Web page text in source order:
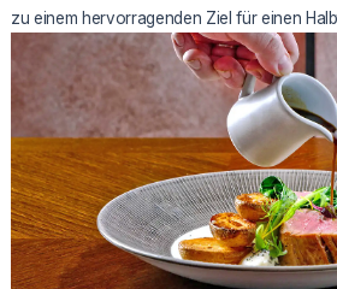
zu einem hervorragenden Ziel für einen